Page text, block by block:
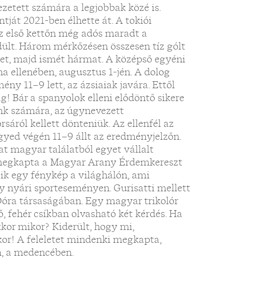
számára a legjobbak közé is.
2021-ben élhette át. A tokiói
kettőn még adós maradt a
Három mérkőzésen összesen tíz gólt
majd ismét hármat. A középső egyéni
ellenében, augusztus 1-jén. A dolog
11–9 lett, az ázsiaiak javára. Ettől
Bár a spanyolok elleni elődöntő sikere
számára, az úgynevezett
kellett dönteniük. Az ellenfél az
végén 11–9 állt az eredményjelzőn.
magyar találatból egyet vállalt
a Magyar Arany Érdemkereszt
egy fénykép a világhálón, ami
nyári sporteseményen. Gurisatti mellett
társaságában. Egy magyar trikolór
fehér csíkban olvasható két kérdés. Ha
mikor? Kiderült, hogy mi,
A feleletet mindenki megkapta,
a medencében.